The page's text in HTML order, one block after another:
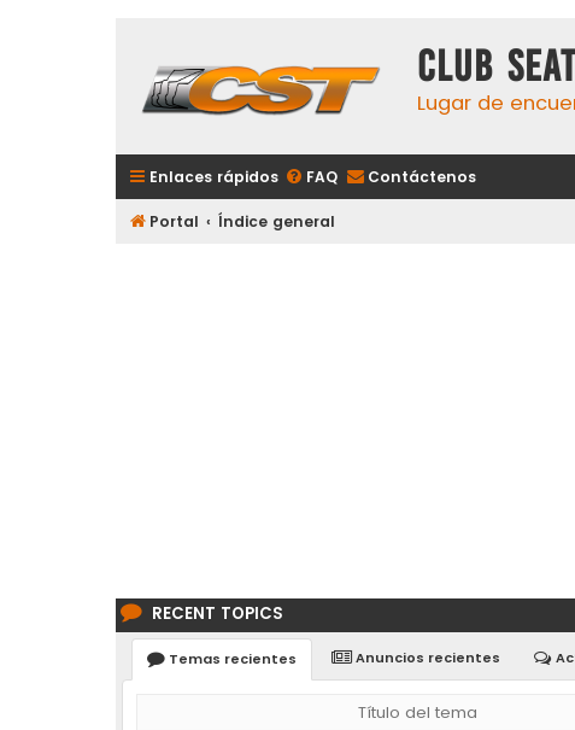
Club
Lugar de
Enlaces rápidos FAQ Contáctenos
Portal Índice general
RECENT TOPICS
Temas recientes Anuncios recientes
Título del tema